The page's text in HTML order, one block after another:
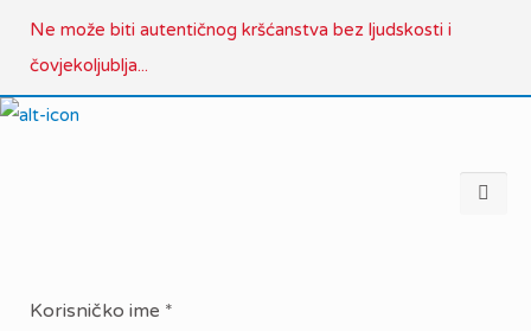
Ne može biti autentičnog kršćanstva bez ljudskosti i
čovjekoljublja...
Korisničko ime *